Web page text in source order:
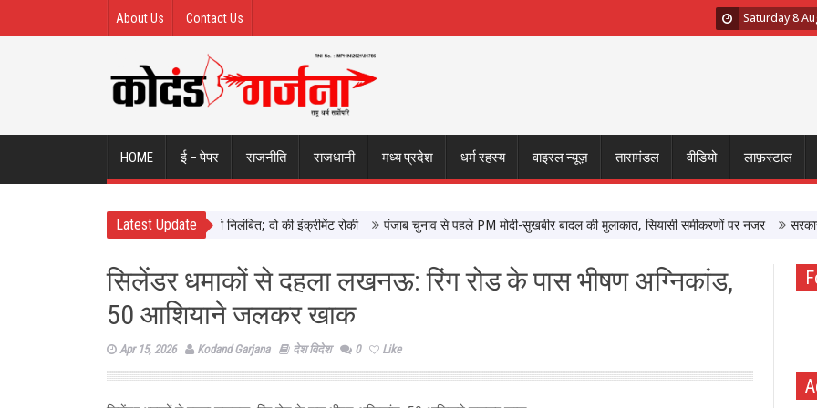
About Us Contact Us Saturday 8
HOME ई – पेपर राजनीति राजधानी मध्य प्रदेश धर्म रहस्य वाइरल न्यूज़ तारामंडल वीडियो लाफ़स्टाल
Latest Update
ने छिंदवाड़ा में दिखाई सख्ती, 3 अधिकारी निलंबित; दो की इंक्रीमेंट रोकी पंजाब चुनाव से पहले PM मोदी-सुखबीर बादल की मुलाकात, सियासी समीकरणों पर नजर सरकार के
सिलेंडर धमाकों से दहला लखनऊ: रिंग रोड के पास भीषण अग्निकांड,
50 आशियाने जलकर खाक
Apr 15, 2026 Kodand Garjana देश विदेश 0 Like